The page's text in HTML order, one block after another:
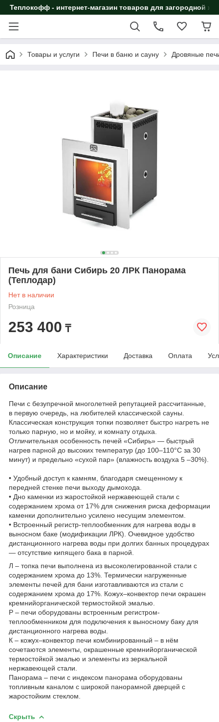
Теплокофф - интернет-магазин товаров для загородной
Товары и услуги Печи в баню и сауну Дровяные
Печь для бани Сибирь 20 ЛРК Панорама
(Теплодар)
Нет в наличии
Розница
253 400 ₸
Описание Характеристики Доставка Оплата
Описание
Печи с безупречной многолетней репутацией рассчитанные,
в первую очередь, на любителей классической сауны.
Классическая конструкция топки позволяет быстро нагреть не
только парную, но и мойку, и комнату отдыха.
Отличительная особенность печей «Сибирь» — быстрый
нагрев парной до высоких температур (до 100–110°С за 30
минут) и предельно «сухой пар» (влажность воздуха 5 –30%).
• Удобный доступ к камням, благодаря смещенному к
передней стенке печи выходу дымохода.
• Дно каменки из жаростойкой нержавеющей стали с
содержанием хрома от 17% для снижения риска деформации
каменки дополнительно усилено несущим элементом.
• Встроенный регистр-теплообменник для нагрева воды в
выносном баке (модификации ЛРК). Очевидное удобство
дистанционного нагрева воды при долгих банных процедурах
— отсутствие кипящего бака в парной.
Л – топка печи выполнена из высоколегированной стали с
содержанием хрома до 13%. Термически нагруженные
элементы печей для бани изготавливаются из стали с
содержанием хрома до 17%. Кожух–конвектор печи окрашен
кремнийорганической термостойкой эмалью.
Р – печи оборудованы встроенным регистром-
теплообменником для подключения к выносному баку для
дистанционного нагрева воды.
К – кожух–конвектор печи комбинированный – в нём
сочетаются элементы, окрашенные кремнийорганической
термостойкой эмалью и элементы из зеркальной
нержавеющей стали.
Панорама – печи с индексом панорама оборудованы
топливным каналом с широкой панорамной дверцей с
жаростойким стеклом.
Скрыть